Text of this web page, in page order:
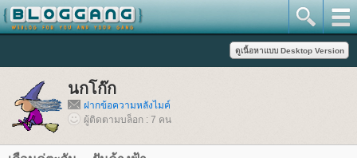
นกโก๊ก
ฝากข้อความหลังไมค์
ผู้ติดตามบล็อก : 7 คน